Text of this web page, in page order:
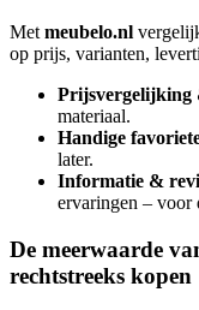
Met meubelo.nl
op prijs, varianten,
Prijsvergelijking
materiaal.
Handige
later.
Informatie &
ervaringen – voor
De meerwaarde
rechtstreeks kopen